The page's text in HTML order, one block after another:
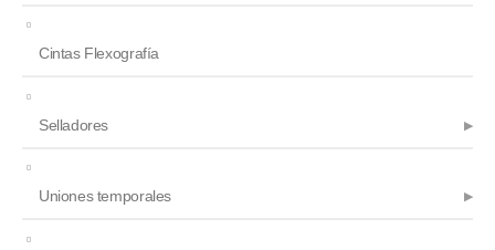
Cintas Flexografía
Selladores
Uniones temporales